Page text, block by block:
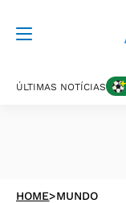
ÚLTIMAS NOTÍCIAS
HOME>MUNDO